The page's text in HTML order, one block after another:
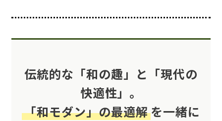
伝統的な「和の趣」と「現代の
快適性」。
「和モダン」の最適解を一緒に